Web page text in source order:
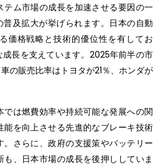
テム市場の成長を加速させる要因の一
普及拡大が挙げられます。日本の自動
価格戦略と技術的優位性を有してお
成長を支えています。2025年前半の市
の販売比率はトヨタが21％、ホンダが
では燃費効率や持続可能な発展への関
を向上させる先進的なブレーキ技術
さらに、政府の支援策やバッテリー
、日本市場の成長を後押ししていま